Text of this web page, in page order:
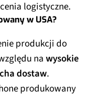
logistyczne.
w USA?
produkcji do
nawysokie
dostaw.
produkowany